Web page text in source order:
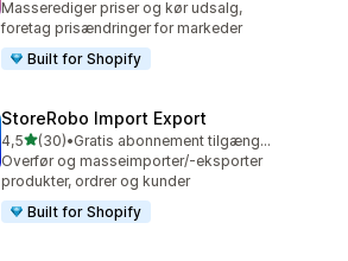
Masserediger priser og kør udsalg,
foretag prisændringer for markeder
Built for Shopify
StoreRobo Import Export
4,5ud af 5 stjerner
(30)
30 anmeldelser i alt
•
Gratis abonnement tilgængeligt
Overfør og masseimporter/-eksporter
produkter, ordrer og kunder
Built for Shopify